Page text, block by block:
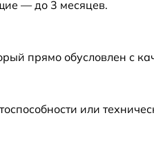
от 60 мин
— до 3 месяцев.
прямо обусловлен с
или